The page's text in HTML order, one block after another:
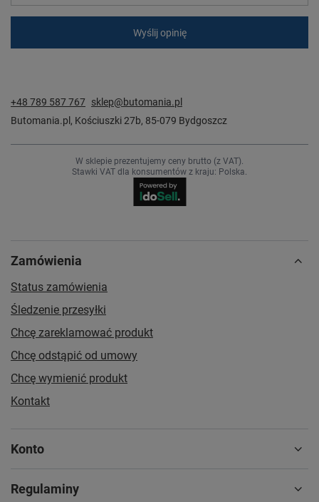
Wyślij opinię
+48 789 587 767 sklep@butomania.pl
Butomania.pl , Kościuszki 27b, 85-079 Bydgoszcz
W sklepie prezentujemy ceny brutto (z VAT).
Stawki VAT dla konsumentów z kraju: Polska.
Zamówienia
Status zamówienia
Śledzenie przesyłki
Chcę zareklamować produkt
Chcę odstąpić od umowy
Chcę wymienić produkt
Kontakt
Konto
Regulaminy